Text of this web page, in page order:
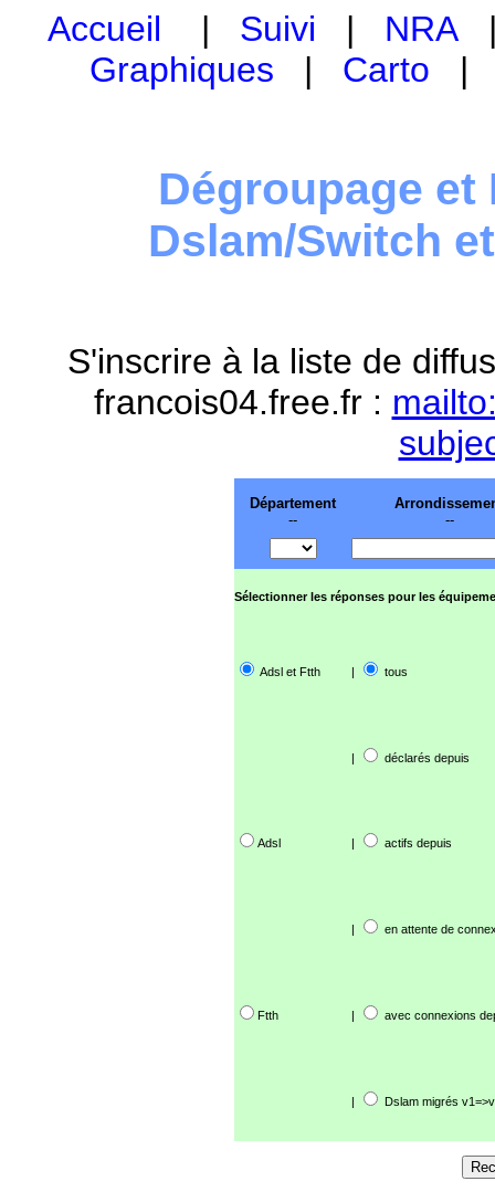
Accueil | Suivi | NRA
Graphiques | Carto
Dégroupage et
Dslam/Switch
S'inscrire à la liste de
francois04.free.fr :
Département
--
--
Sélectionner les réponses pour les
Adsl et Ftth | tous
| déclarés depuis
Adsl | actifs depuis
| en attente de
Ftth | avec connexions
| Dslam migrés